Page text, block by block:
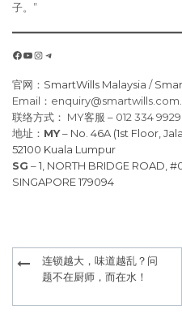
子。”
Facebook
YouTube
Instagram
Telegram
官网： SmartWills Malaysia /
Email：
联络方式： MY客服 – 012 334
地址： MY– No. 46A (1st Floor,
52100 Kuala Lumpur
SG –1, NORTH BRIDGE ROAD,
SINGAPORE 179094
Post
navigation
连锁越大，味道越乱？问
题不在厨师，而在水！